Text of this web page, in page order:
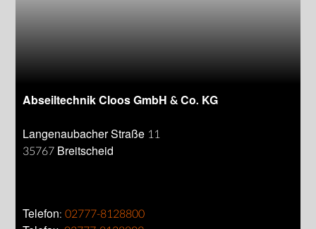
Abseiltechnik Cloos GmbH & Co. KG
Langenaubacher Straße 11
35767 Breitscheid
Telefon:02777-8128800